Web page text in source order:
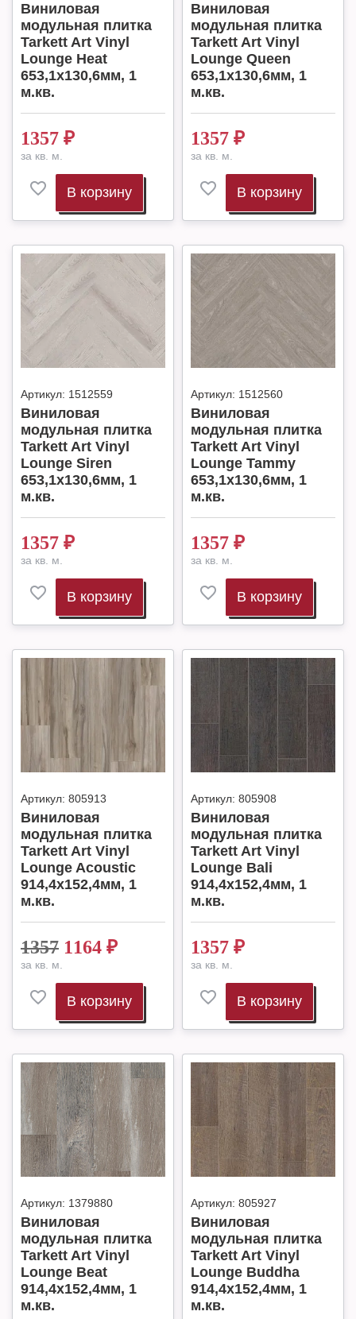
Виниловая
модульная плитка
Tarkett Art Vinyl
Lounge Heat
653,1х130,6мм, 1
м.кв.
1357 ₽
за кв. м.
В корзину
Виниловая
модульная плитка
Tarkett Art Vinyl
Lounge Queen
653,1х130,6мм, 1
м.кв.
1357 ₽
за кв. м.
В корзину
Артикул: 1512559
Виниловая
модульная плитка
Tarkett Art Vinyl
Lounge Siren
653,1х130,6мм, 1
м.кв.
1357 ₽
за кв. м.
В корзину
Артикул: 1512560
Виниловая
модульная плитка
Tarkett Art Vinyl
Lounge Tammy
653,1х130,6мм, 1
м.кв.
1357 ₽
за кв. м.
В корзину
Артикул: 805913
Виниловая
модульная плитка
Tarkett Art Vinyl
Lounge Acoustic
914,4х152,4мм, 1
м.кв.
1357 1164 ₽
за кв. м.
В корзину
Артикул: 805908
Виниловая
модульная плитка
Tarkett Art Vinyl
Lounge Bali
914,4х152,4мм, 1
м.кв.
1357 ₽
за кв. м.
В корзину
Артикул: 1379880
Виниловая
модульная плитка
Tarkett Art Vinyl
Lounge Beat
914,4х152,4мм, 1
м.кв.
Артикул: 805927
Виниловая
модульная плитка
Tarkett Art Vinyl
Lounge Buddha
914,4х152,4мм, 1
м.кв.